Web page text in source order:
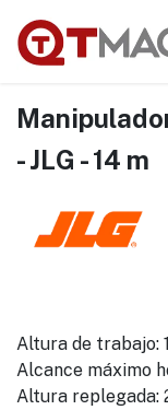
- JLG - 14 m
Altura de trabajo:
Alcance máximo
Altura replegada: